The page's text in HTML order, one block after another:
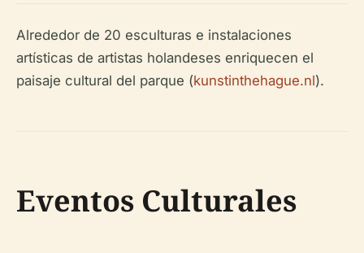
Alrededor de 20 esculturas e instalaciones
artísticas de artistas holandeses enriquecen el
paisaje cultural del parque (kunstinthehague.nl).
Eventos Culturales